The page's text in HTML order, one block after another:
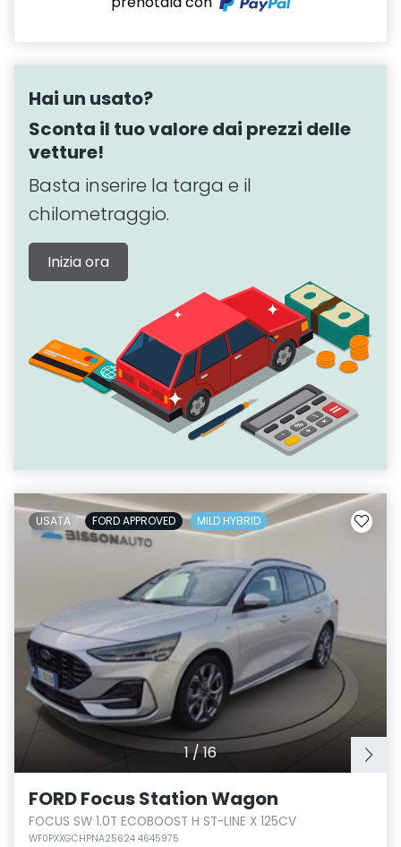
Hai un usato?
Sconta il tuo valore dai prezzi delle
vetture!
Basta inserire la targa e il
chilometraggio.
Inizia ora
1/16
USATA FORD APPROVED MILD HYBRID
FORD Focus Station Wagon
FOCUS SW 1.0T ECOBOOST H ST-LINE X 125CV
WF0PXXGCHPNA25624 4645975